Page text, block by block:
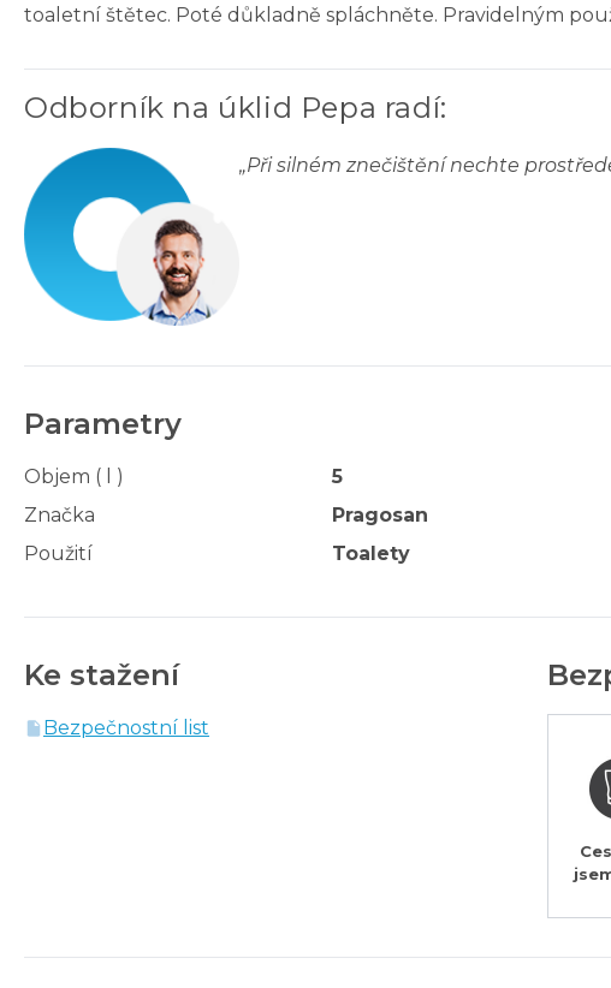
toaletní štětec. Poté důkladně spláchněte. Pravidelným
Odborník na úklid Pepa radí:
„Při silném znečištění nechte
Parametry
Objem ( l )
5
Značka
Pragosan
Použití
Toalety
Ke stažení
Bezpečnostní list